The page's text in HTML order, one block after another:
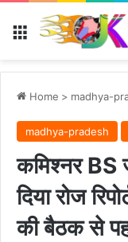
Menu
Home > madhya-
madhya-pradesh
कमिश्नर BS
दिया रोज
की बैठक से